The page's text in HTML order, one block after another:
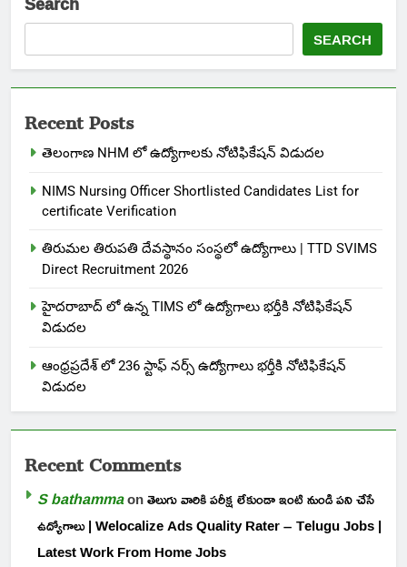
SEARCH
Recent Posts
తెలంగాణ NHM లో ఉద్యోగాలకు నోటిఫికేషన్ విడుదల
NIMS Nursing Officer Shortlisted Candidates List for
certificate Verification
తిరుమల తిరుపతి దేవస్థానం సంస్థలో ఉద్యోగాలు | TTD SVIMS
Direct Recruitment 2026
హైదరాబాద్ లో ఉన్న TIMS లో ఉద్యోగాలు భర్తీకి నోటిఫికేషన్
విడుదల
ఆంధ్రప్రదేశ్ లో 236 స్టాఫ్ నర్స్ ఉద్యోగాలు భర్తీకి నోటిఫికేషన్
విడుదల
Recent Comments
S bathammaonతెలుగు వారికి పరీక్ష లేకుండా ఇంటి నుండి పని చేసే
ఉద్యోగాలు | Welocalize Ads Quality Rater – Telugu Jobs |
Latest Work From Home Jobs